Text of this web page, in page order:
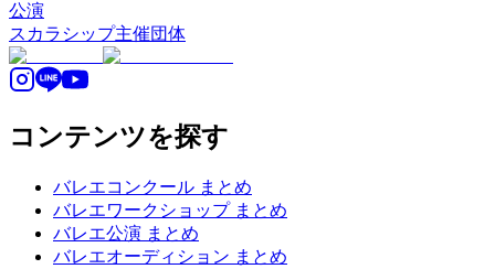
公演
スカラシップ主催団体
コンテンツを探す
バレエコンクール まとめ
バレエワークショップ まとめ
バレエ公演 まとめ
バレエオーディション まとめ